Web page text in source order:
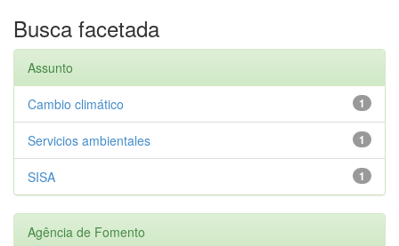
Busca facetada
Assunto
1
Cambio climático
1
Servicios ambientales
1
SISA
Agência de Fomento